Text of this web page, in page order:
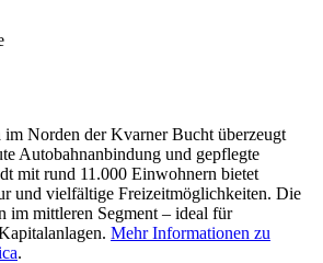
Norden der Kvarner Bucht überzeugt
Autobahnanbindung und gepflegte
mit rund 11.000 Einwohnern bietet
und vielfältige Freizeitmöglichkeiten. Die
im mittleren Segment – ideal für
Mehr Informationen zu
.